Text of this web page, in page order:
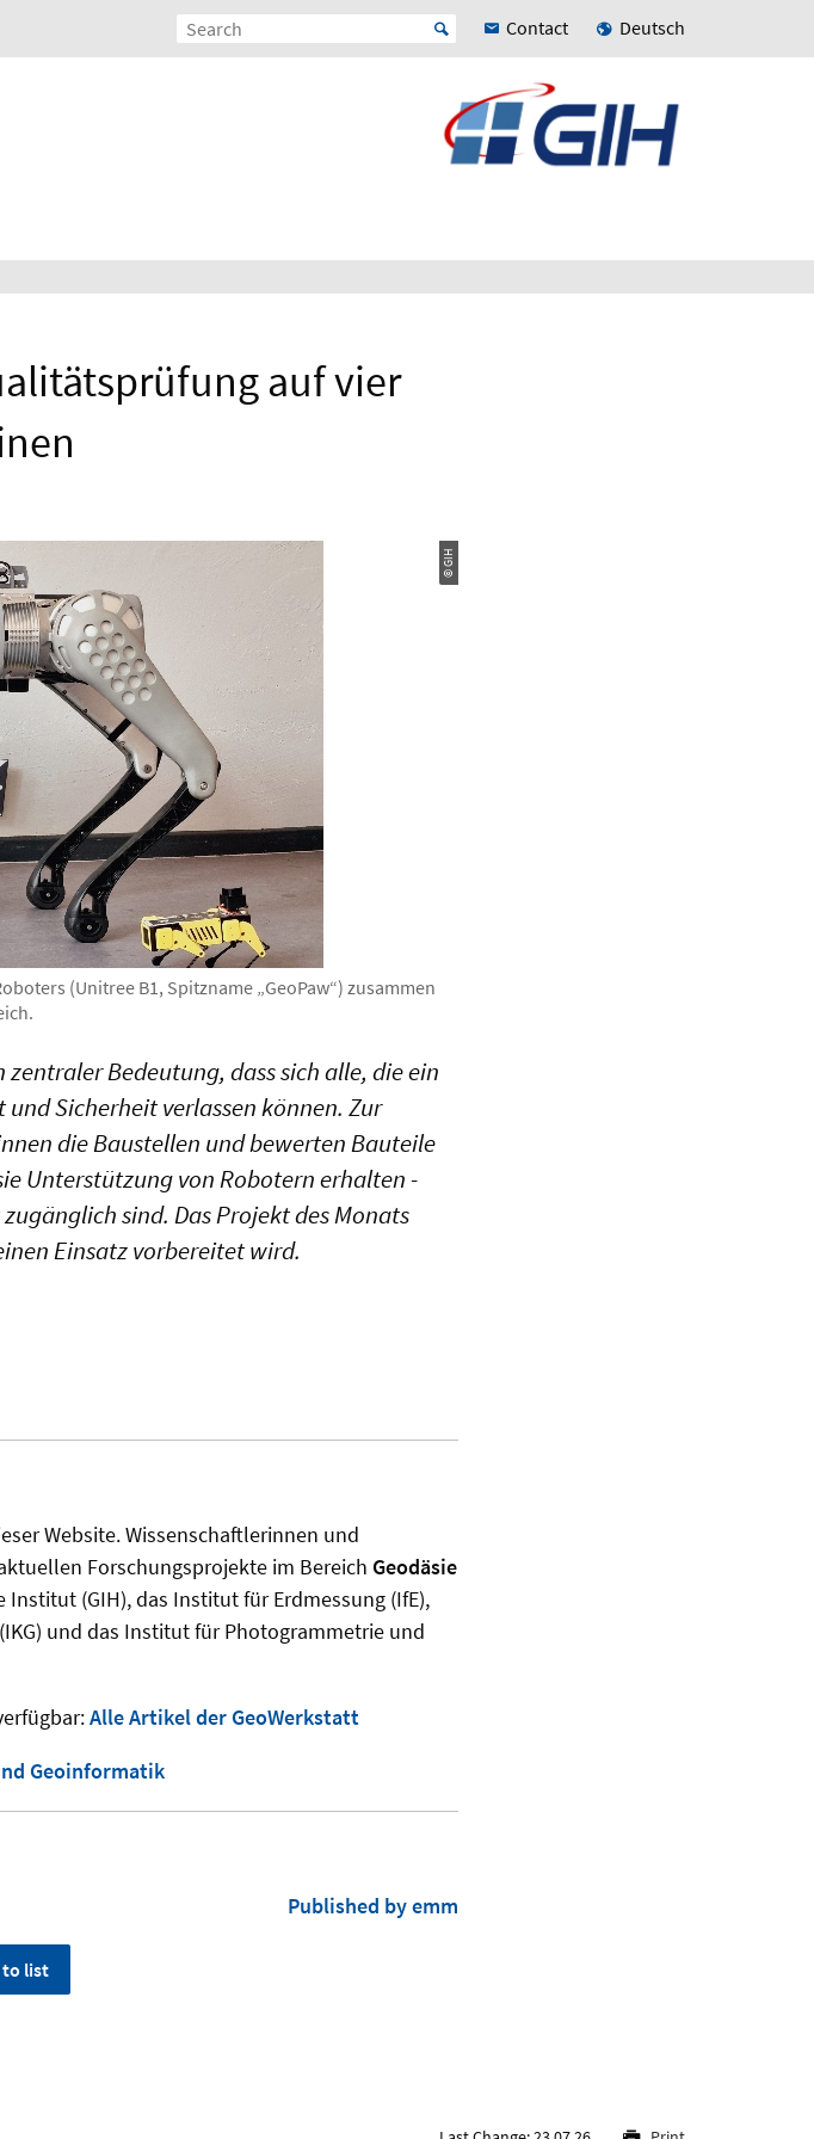
Contact Deutsch
auf vier
© GIH
(Unitree B1, Spitzname „GeoPaw“) zusammen
zentraler Bedeutung, dass sich alle, die ein
Sicherheit verlassen können. Zur
die Baustellen und bewerten Bauteile
Unterstützung von Robotern erhalten -
sind. Das Projekt des Monats
Einsatz vorbereitet wird.
Website. Wissenschaftlerinnen und
Forschungsprojekte im Bereich Geodäsie
Institut (GIH), das Institut für Erdmessung (IfE),
und das Institut für Photogrammetrie und
Alle Artikel der GeoWerkstatt
Geoinformatik
Published by emm
to list